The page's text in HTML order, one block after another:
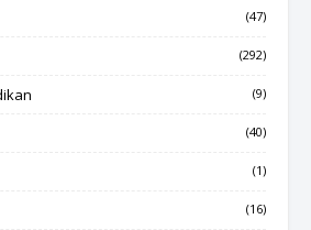
(47)
(292)
(9)
(40)
(1)
(16)